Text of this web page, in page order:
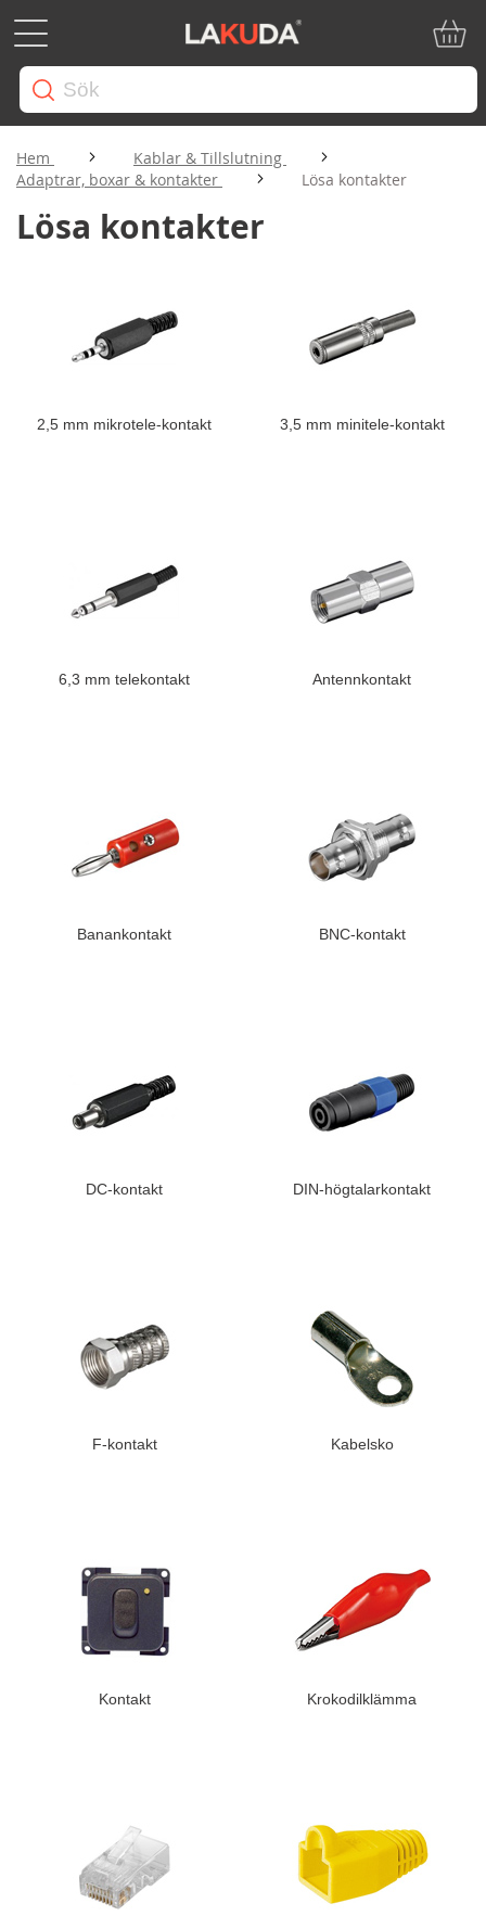
Hem
Kablar & Tillslutning
Adaptrar, boxar & kontakter
Lösa kontakter
Lösa kontakter
2,5 mm mikrotele-kontakt 3,5 mm minitele-kontakt
6,3 mm telekontakt Antennkontakt
Banankontakt BNC-kontakt
DC-kontakt DIN-högtalarkontakt
F-kontakt Kabelsko
Kontakt Krokodilklämma